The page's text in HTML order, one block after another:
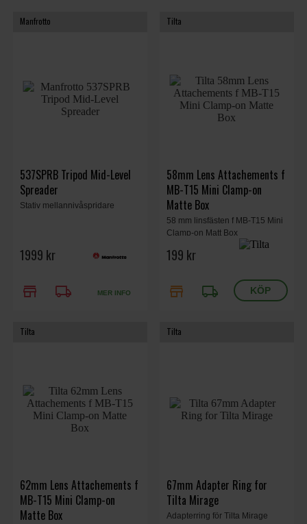
Manfrotto
537SPRB Tripod Mid-Level
Spreader
Stativ mellannivåspridare
1999 kr
store local_shipping MER INFO
Tilta
58mm Lens Attachements f
MB-T15 Mini Clamp-on
Matte Box
58 mm linsfästen f MB-T15 Mini
Clamp-on Matt Box
199 kr
store local_shipping
Tilta
62mm Lens Attachements f
MB-T15 Mini Clamp-on
Matte Box
Tilta
67mm Adapter Ring for
Tilta Mirage
Adapterring för Tilta Mirage